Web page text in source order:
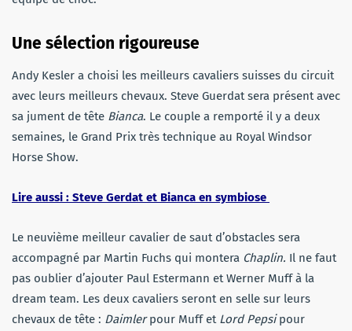
Une sélection rigoureuse
Andy Kesler a choisi les meilleurs cavaliers suisses du circuit
avec leurs meilleurs chevaux. Steve Guerdat sera présent avec
sa jument de tête Bianca. Le couple a remporté il y a deux
semaines, le Grand Prix très technique au Royal Windsor
Horse Show.
Lire aussi : Steve Gerdat et Bianca en symbiose
Le neuvième meilleur cavalier de saut d’obstacles sera
accompagné par Martin Fuchs qui montera Chaplin. Il ne faut
pas oublier d’ajouter Paul Estermann et Werner Muff à la
dream team. Les deux cavaliers seront en selle sur leurs
chevaux de tête : Daimlerpour Muff et Lord Pepsipour